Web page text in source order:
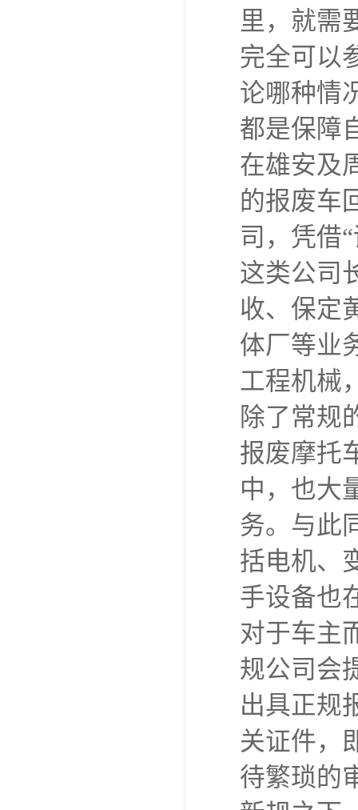
里，就需
完全可以
论哪种情
都是保障
在雄安及
的报废车
司，凭借
这类公司
收、保定
体厂等业
工程机械
除了常规
报废摩托
中，也大
务。与此
括电机、
手设备也
对于车主
规公司会
出具正规
关证件，
待繁琐的